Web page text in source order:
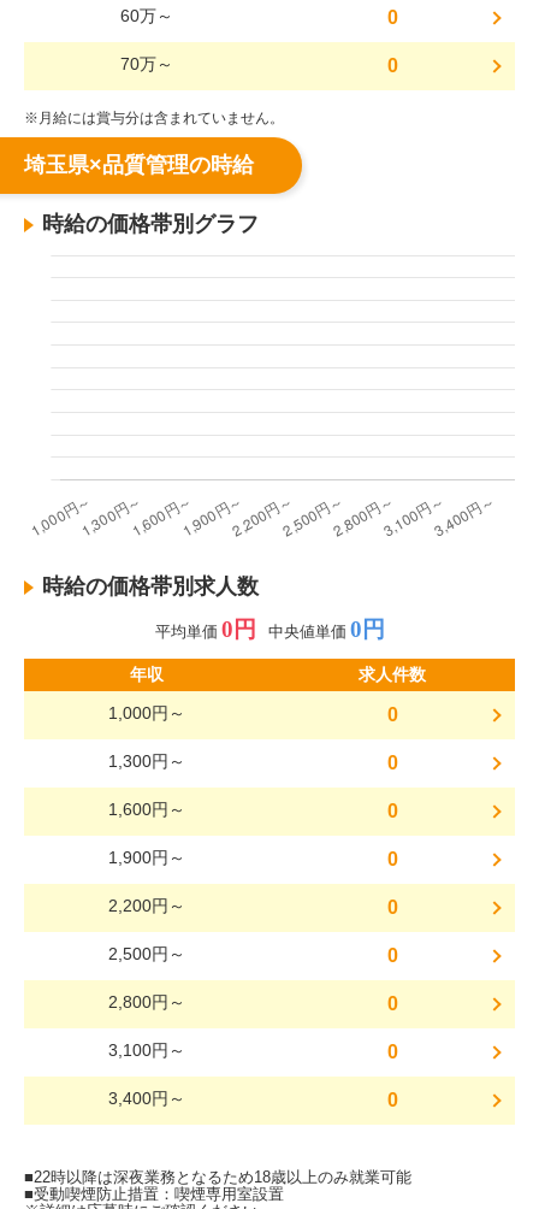
60万～ 0
70万～ 0
※月給には賞与分は含まれていません。
埼玉県×品質管理の時給
時給の価格帯別グラフ
時給の価格帯別求人数
平均単価 0円 中央値単価 0円
年収
求人件数
1,000円～
0
1,300円～ 0
1,600円～ 0
1,900円～ 0
2,200円～ 0
2,500円～ 0
2,800円～ 0
3,100円～ 0
3,400円～ 0